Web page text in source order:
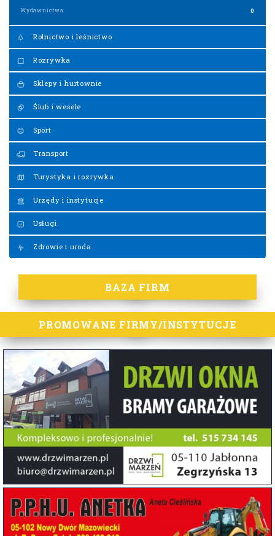
Wydawnictwa 0
Rolnictwo i leśnictwo
Rozrywka
Sklepy i hurtownie
Ślub i wesele
Sport
Transport
Turystyka i rozrywka
Urzędy i instytucje
Usługi
Zdrowie i uroda
BAZA FIRM
PROMOWANE FIRMY/INSTYTUCJE